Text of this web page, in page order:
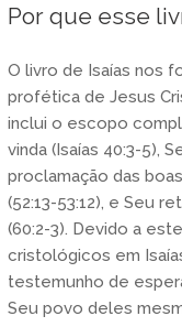
Por que esse
O livro de Isaías nos
profética de Jesus
inclui o escopo
vinda (Isaías 40:3-5),
proclamação das
(52:13-53:12), e Seu
(60:2-3). Devido a
cristológicos em
testemunho de
Seu povo deles